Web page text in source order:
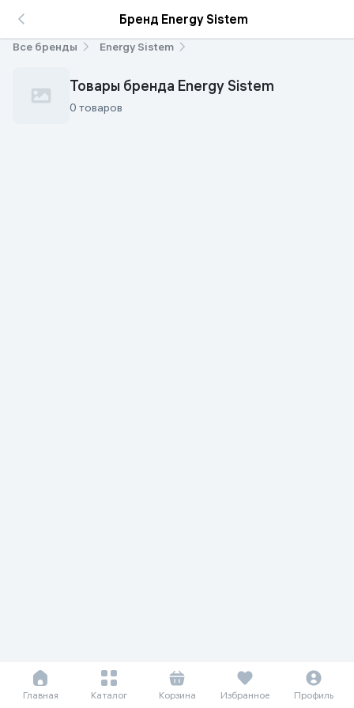
Бренд Energy Sistem
Все бренды Energy Sistem
Товары бренда Energy Sistem
0 товаров
Главная Каталог Корзина Избранное Профиль